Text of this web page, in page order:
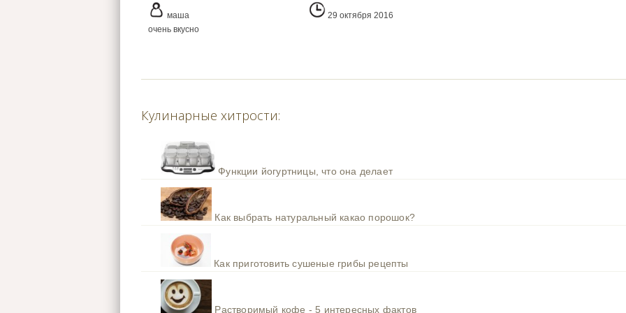
маша
29 октября 2016
очень вкусно
Кулинарные хитрости:
Функции йогуртницы, что она делает
Как выбрать натуральный какао порошок?
Как приготовить сушеные грибы рецепты
Растворимый кофе - 5 интересных фактов